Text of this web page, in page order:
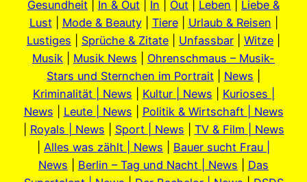
Gesundheit
In & Out In Out Leben
Liebe &
Lust| Mode & Beauty| Tiere| Urlaub & Reisen
Lustiges
Sprüche & Zitate Unfassbar Witze
Musik
Musik News
Ohrenschmaus – Musik-
Stars und Sternchen im Portrait
News
Kriminalität | News
Kultur | News
Kurioses |
News
Leute | News
Politik & Wirtschaft | News
Royals | News Sport | News
TV & Film | News
Alles was zählt | News
Bauer sucht Frau |
News
Berlin – Tag und Nacht | News
Das